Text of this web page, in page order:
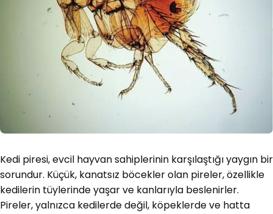
Kedi piresi, evcil hayvan sahiplerinin karşılaştığı yaygın bir
sorundur. Küçük, kanatsız böcekler olan pireler, özellikle
kedilerin tüylerinde yaşar ve kanlarıyla beslenirler.
Pireler, yalnızca kedilerde değil, köpeklerde ve hatta